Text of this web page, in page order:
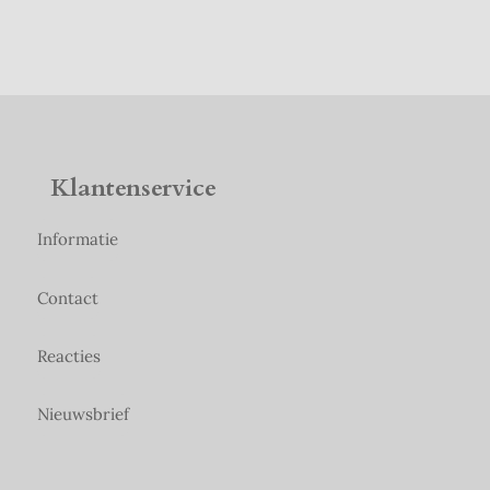
Klantenservice
Informatie
Contact
Reacties
Nieuwsbrief